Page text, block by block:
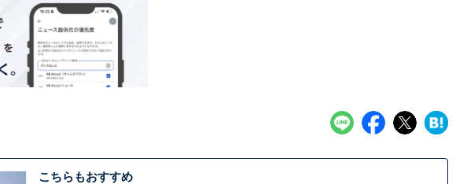
こちらもおすすめ